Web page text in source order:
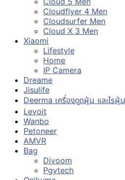
Cloudflyer 4 Men
Cloudsurfer Men
Cloud X 3 Men
Xiaomi
Lifestyle
Home
IP Camera
Dreame
Jisulife
Deerma เครื่องดูดฝุ่น และไรฝุ่น
Levoit
Wanbo
Petoneer
AMVR
Bag
Divoom
Pgytech